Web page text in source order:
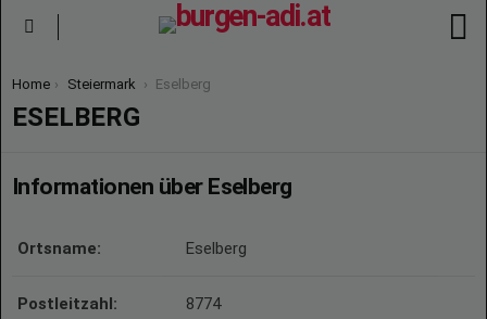
You are here:
Home Steiermark Eselberg
ESELBERG
Informationen über Eselberg
Ortsname: Eselberg
Postleitzahl: 8774